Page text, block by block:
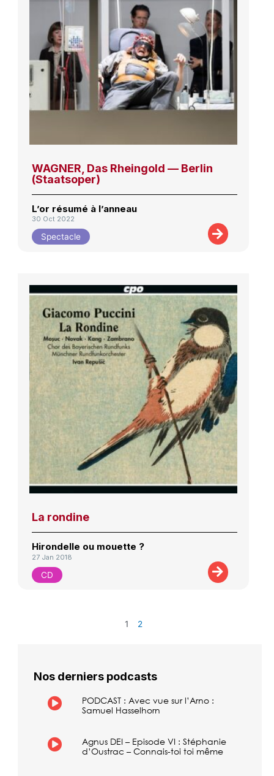
WAGNER, Das Rheingold — Berlin
(Staatsoper)
L’or résumé à l’anneau
30 Oct 2022
Spectacle
La rondine
Hirondelle ou mouette ?
27 Jan 2018
CD
1 2
Nos derniers podcasts
PODCAST : Avec vue sur l’Arno :
Samuel Hasselhorn
Agnus DEI – Episode VI : Stéphanie
d’Oustrac – Connais-toi toi même